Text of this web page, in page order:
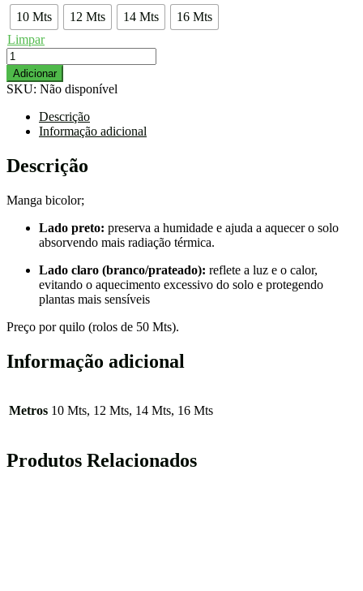
10 Mts
12 Mts 14 Mts
16 Mts
Limpar
Quantidade
de
MANGA
BRANCO
PRETO
Adicionar
SKU: Não disponível
Descrição
Informação adicional
Descrição
Manga bicolor;
Lado preto: preserva a humidade e ajuda a aquecer o solo
absorvendo mais radiação térmica.
Lado claro (branco/prateado): reflete a luz e o calor,
evitando o aquecimento excessivo do solo e protegendo
plantas mais sensíveis
Preço por quilo (rolos de 50 Mts).
Informação adicional
Metros 10 Mts, 12 Mts, 14 Mts, 16 Mts
Produtos Relacionados